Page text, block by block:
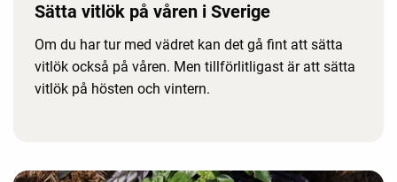
Sätta vitlök på våren i Sverige
Om du har tur med vädret kan det gå fint att sätta
vitlök också på våren. Men tillförlitligast är att sätta
vitlök på hösten och vintern.